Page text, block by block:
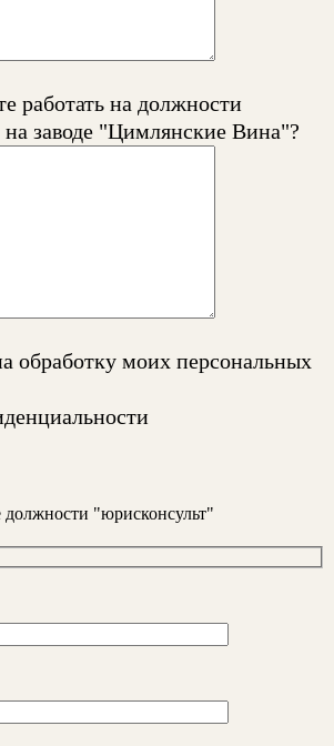
работать на должности
заводе "Цимлянские Вина"?
обработку моих персональных
должности "юрисконсульт"